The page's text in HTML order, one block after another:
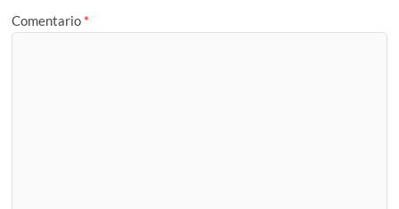
Comentario *